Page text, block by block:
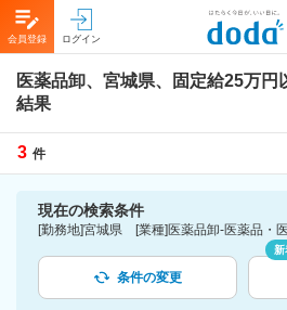
会員登録 ログイン
医薬品卸、宮城県、固定給25万円
結果
3 件
現在の検索条件
条件の変更
新